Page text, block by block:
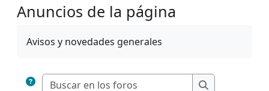
Anuncios de la página
Avisos y novedades generales
Buscar en los